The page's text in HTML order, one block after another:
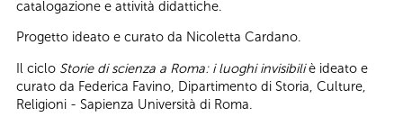
catalogazione e attività didattiche.
Progetto ideato e curato da Nicoletta Cardano.
Il ciclo Storie di scienza a Roma: i luoghi invisibiliè ideato e
curato da Federica Favino, Dipartimento di Storia, Culture,
Religioni - Sapienza Università di Roma.